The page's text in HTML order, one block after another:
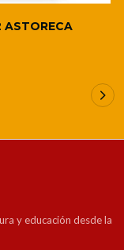
y educación desde la